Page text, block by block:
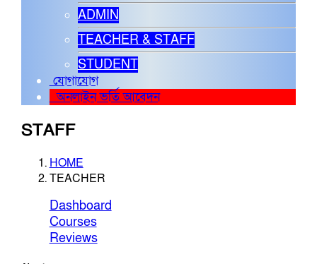
ADMIN
TEACHER & STAFF
STUDENT
যোগাযোগ
অনলাইন ভর্তি আবেদন
STAFF
HOME
TEACHER
Dashboard
Courses
Reviews